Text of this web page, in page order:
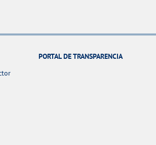
PORTAL DE TRANSPARENCIA